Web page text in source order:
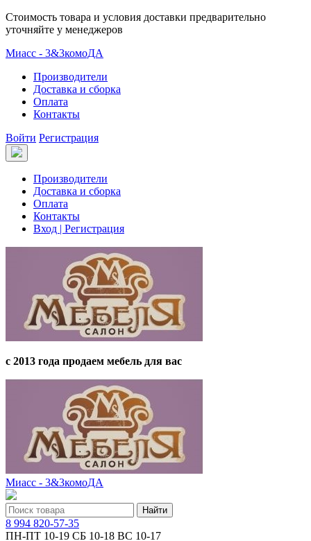
Стоимость товара и условия доставки предварительно
уточняйте у менеджеров
Миасс - 3&3комоДА
Производители
Доставка и сборка
Оплата
Контакты
Войти Регистрация
Производители
Доставка и сборка
Оплата
Контакты
Вход | Регистрация
с 2013 года продаем мебель для вас
Миасс - 3&3комоДА
8 994 820-57-35
ПН-ПТ 10-19 СБ 10-18 ВС 10-17